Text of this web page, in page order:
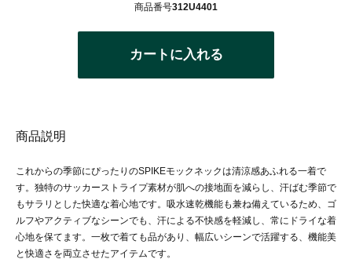
商品番号312U4401
カートに入れる
商品説明
これからの季節にぴったりのSPIKEモックネックは清涼感あふれる一着で
す。独特のサッカーストライプ素材が肌への接地面を減らし、汗ばむ季節で
もサラリとした快適な着心地です。吸水速乾機能も兼ね備えているため、ゴ
ルフやアクティブなシーンでも、汗による不快感を軽減し、常にドライな着
心地を保てます。一枚で着ても品があり、幅広いシーンで活躍する、機能美
と快適さを両立させたアイテムです。